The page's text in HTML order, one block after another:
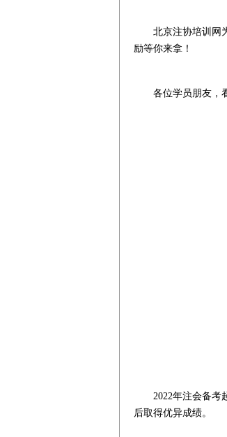
北京注协培训网
励等你来拿！
各位学员朋友，
2022年注会备考
后取得优异成绩。